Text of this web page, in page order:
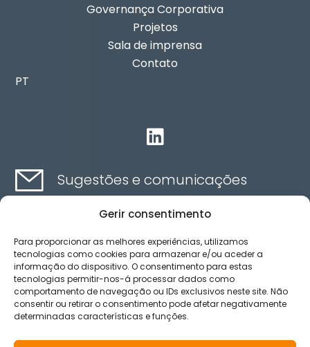
Gerir consentimento
Para proporcionar as melhores experiências, utilizamos
tecnologias como cookies para armazenar e/ou aceder a
informação do dispositivo. O consentimento para estas
tecnologias permitir-nos-á processar dados como
comportamento de navegação ou IDs exclusivos neste site. Não
consentir ou retirar o consentimento pode afetar negativamente
determinadas características e funções.
Governança Corporativa
Projetos
Sala de imprensa
Contato
PT

Sugestões e comunicações
Canal de ética
Aviso legal
Política de privacidad